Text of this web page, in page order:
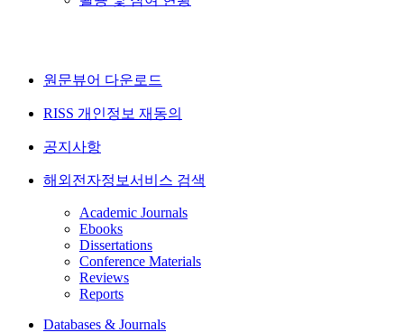
원문뷰어 다운로드
RISS 개인정보 재동의
공지사항
해외전자정보서비스 검색
Academic Journals
Ebooks
Dissertations
Conference Materials
Reviews
Reports
Databases & Journals